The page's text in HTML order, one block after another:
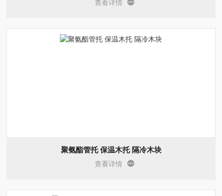
查看详情
聚氨酯管托 保温木托 隔冷木块
查看详情